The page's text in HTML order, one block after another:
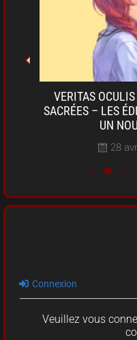
VERITAS
SACRÉES – LES
UN
28
Connexion
Veuillez vous